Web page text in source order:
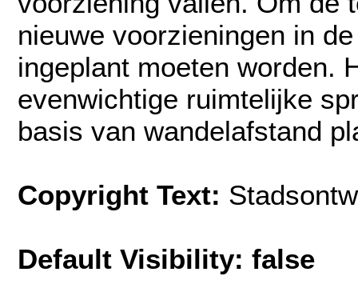
nieuwe voorzieningen in
ingeplant moeten worden.
evenwichtige ruimtelijke
basis van wandelafstand
Copyright Text:
Default Visibility: false